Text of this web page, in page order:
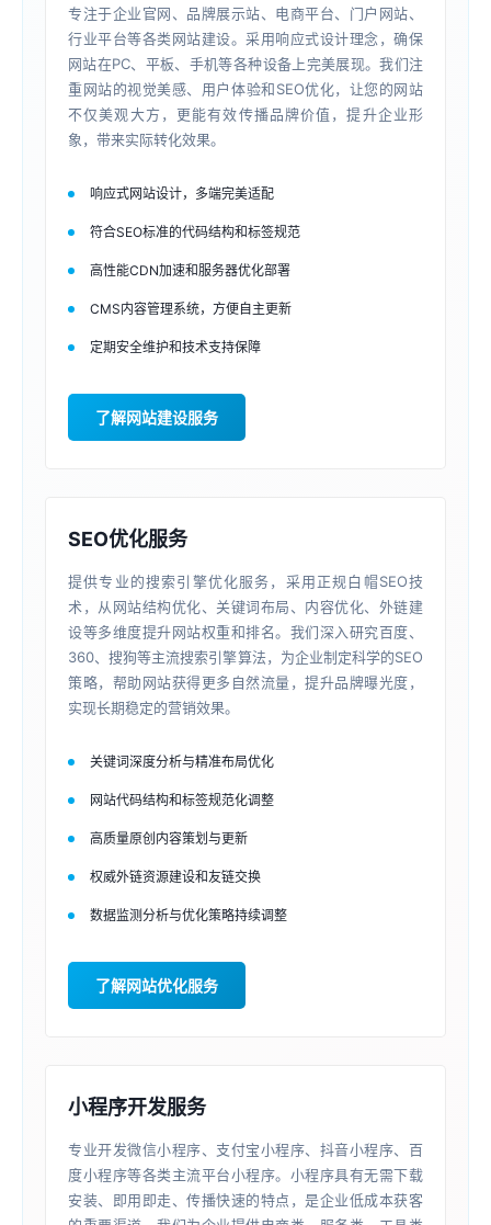
专注于企业官网、品牌展示站、电商平台、门户网站、
行业平台等各类网站建设。采用响应式设计理念，确保
网站在PC、平板、手机等各种设备上完美展现。我们注
重网站的视觉美感、用户体验和SEO优化，让您的网站
不仅美观大方，更能有效传播品牌价值，提升企业形
象，带来实际转化效果。
响应式网站设计，多端完美适配
符合SEO标准的代码结构和标签规范
高性能CDN加速和服务器优化部署
CMS内容管理系统，方便自主更新
定期安全维护和技术支持保障
了解网站建设服务
SEO优化服务
提供专业的搜索引擎优化服务，采用正规白帽SEO技
术，从网站结构优化、关键词布局、内容优化、外链建
设等多维度提升网站权重和排名。我们深入研究百度、
360、搜狗等主流搜索引擎算法，为企业制定科学的SEO
策略，帮助网站获得更多自然流量，提升品牌曝光度，
实现长期稳定的营销效果。
关键词深度分析与精准布局优化
网站代码结构和标签规范化调整
高质量原创内容策划与更新
权威外链资源建设和友链交换
数据监测分析与优化策略持续调整
了解网站优化服务
小程序开发服务
专业开发微信小程序、支付宝小程序、抖音小程序、百
度小程序等各类主流平台小程序。小程序具有无需下载
安装、即用即走、传播快速的特点，是企业低成本获客